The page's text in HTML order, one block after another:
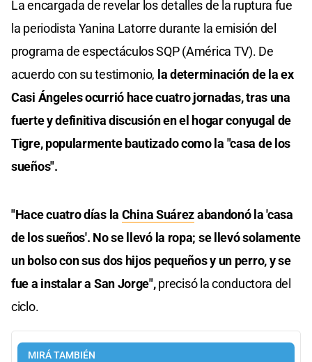
La encargada de revelar los detalles de la ruptura fue
la periodista Yanina Latorre durante la emisión del
programa de espectáculos SQP (América TV). De
acuerdo con su testimonio, la determinación de la ex
Casi Ángeles ocurrió hace cuatro jornadas, tras una
fuerte y definitiva discusión en el hogar conyugal de
Tigre, popularmente bautizado como la "casa de los
sueños".
"Hace cuatro días la China Suárezabandonó la 'casa
de los sueños'. No se llevó la ropa; se llevó solamente
un bolso con sus dos hijos pequeños y un perro, y se
fue a instalar a San Jorge",precisó la conductora del
ciclo.
MIRÁ TAMBIÉN